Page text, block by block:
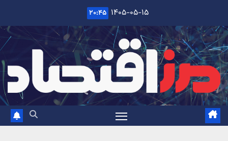
content
۱۴۰۵-۰۵-۱۵ ۲۰:۴۵